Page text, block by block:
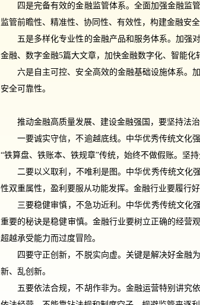
四是完备有效的金融监管体系。全面加强金融监
监管前瞻性、精准性、协同性、有效性，构建金融安全
五是多样化专业性的金融产品和服务体系。加强
金融、数字金融5篇大文章，加快金融数字化、智能化
六是自主可控、安全高效的金融基础设施体系。
安全可靠性。
推动金融高质量发展、建设金融强国，要坚持法
一要诚实守信，不逾越底线。中华优秀传统文化
“铁算盘、铁账本、铁规章”传统，始终不做假账。坚
二要以义取利，不唯利是图。中华优秀传统文化
性双重属性，盈利要服从功能发挥。金融行业要履行
三要稳健审慎，不急功近利。中华优秀传统文化
重要的秘诀是稳健审慎。金融行业要树立正确的经营
超越承受能力而过度冒险。
四要守正创新，不脱实向虚。关键是解决好金融
新、乱创新。
五要依法合规，不胡作非为。金融运营特别讲究